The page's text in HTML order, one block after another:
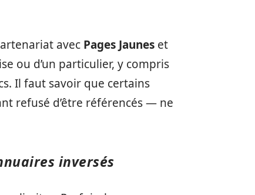
avec Pages Jaunes et
ou d’un particulier, y compris
Il faut savoir que certains
refusé d’être référencés — ne
inversés